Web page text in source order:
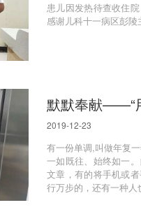
患儿因发热待查收住
感谢儿科十一病区彭
默默奉献——“
2019-12-23
有一份单调,叫做年复
一如既往、始终如一
文章，有的将手机或
行万步的，还有一种